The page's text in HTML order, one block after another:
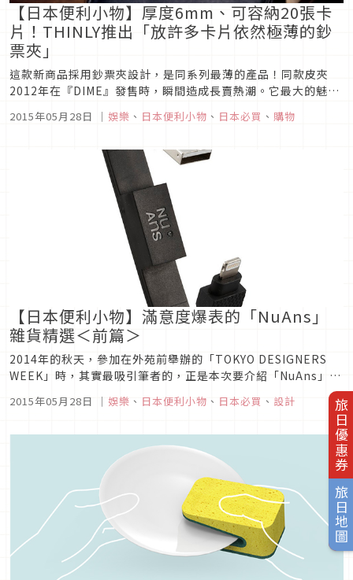
旅日優惠券
旅日地圖
【日本便利小物】厚度6mm、可容納20張卡
片！THINLY推出「放許多卡片依然極薄的鈔
票夾」
這款新商品採用鈔票夾設計，是同系列最薄的產品！同款皮夾
2012年在『DIME』發售時，瞬間造成長賣熱潮。它最大的魅力
用的卡片越來越多，錢包變厚會讓褲子口袋鼓得很難看的各位，
列史上「最薄」的...
2015年05月28日 ｜ 娛樂 、 日本便利小物 、 日本必買 、 購物
【日本便利小物】滿意度爆表的「NuAns」
雜貨精選＜前篇＞
2014年的秋天，參加在外苑前舉辦的「TOKYO DESIGNERS
WEEK」時，其實最吸引筆者的，正是本次要介紹「NuAns」的
產品，每一件都讓人好想擁有。雖然他與現有商品不同的設計讓
人購買慾大增，但相當可惜的是當時還只是處於發售預定的階
段，何時真正上市還情報不明。但是，現在終於公布「NuAns...
2015年05月28日 ｜ 娛樂 、 日本便利小物 、 日本必買 、 設計